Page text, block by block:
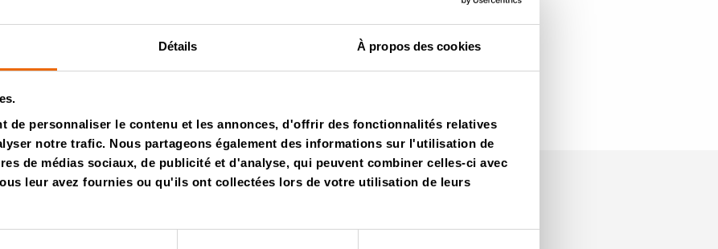
Détails À propos des cookies
de personnaliser le contenu et les annonces, d'offrir des fonctionnalités relatives
notre trafic. Nous partageons également des informations sur l'utilisation de
de médias sociaux, de publicité et d'analyse, qui peuvent combiner celles-ci avec
leur avez fournies ou qu'ils ont collectées lors de votre utilisation de leurs